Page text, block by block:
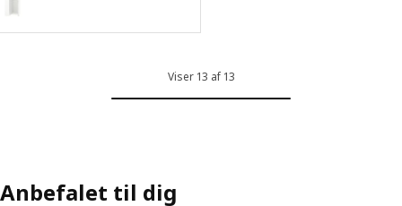
Viser 13 af 13
Anbefalet til dig